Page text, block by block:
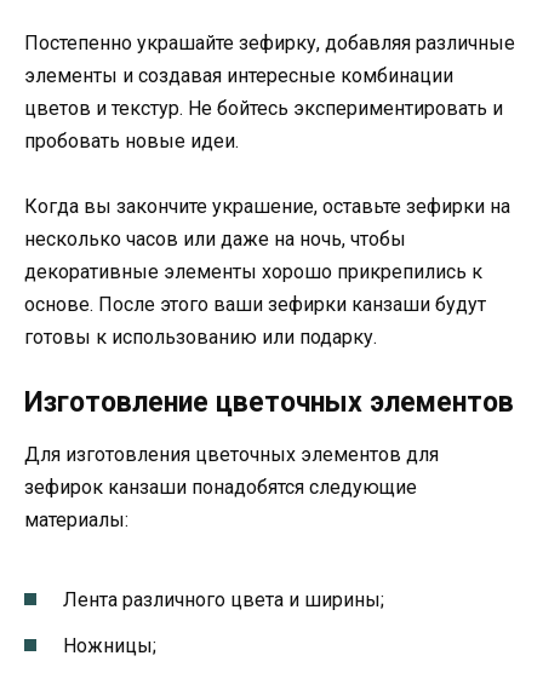
Постепенно украшайте зефирку, добавляя различные
элементы и создавая интересные комбинации
цветов и текстур. Не бойтесь экспериментировать и
пробовать новые идеи.
Когда вы закончите украшение, оставьте зефирки на
несколько часов или даже на ночь, чтобы
декоративные элементы хорошо прикрепились к
основе. После этого ваши зефирки канзаши будут
готовы к использованию или подарку.
Изготовление цветочных элементов
Для изготовления цветочных элементов для
зефирок канзаши понадобятся следующие
материалы:
Лента различного цвета и ширины;
Ножницы;